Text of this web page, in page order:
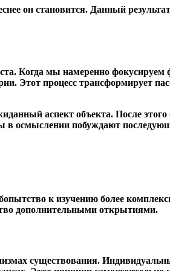
он становится. Данный
Когда мы намеренно фокусируем
Этот процесс трансформирует
аспект объекта. После этого
осмыслении побуждают
к изучению более
дополнительными открытиями.
существования.